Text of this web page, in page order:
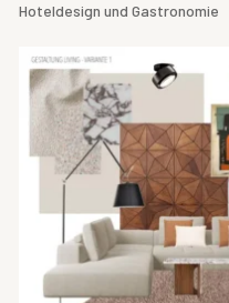
Hoteldesign und Gastronomie